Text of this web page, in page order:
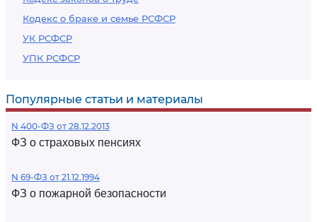
Кодекс о браке и семье РСФСР
УК РСФСР
УПК РСФСР
Популярные статьи и материалы
N 400-ФЗ от 28.12.2013
ФЗ о страховых пенсиях
N 69-ФЗ от 21.12.1994
ФЗ о пожарной безопасности